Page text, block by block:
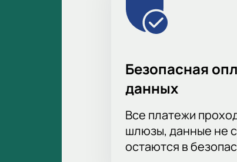
Безопасная
данных
Все платежи
шлюзы, данные не
остаются в